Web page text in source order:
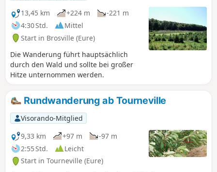
13,45 km
+224 m
-221 m
4:30 Std.
Mittel
Start in Brosville (Eure)
Die Wanderung führt hauptsächlich
durch den Wald und sollte bei großer
Hitze unternommen werden.
Rundwanderung ab Tourneville
Visorando-Mitglied
9,33 km
+97 m
-97 m
2:55 Std.
Leicht
Start in Tourneville (Eure)